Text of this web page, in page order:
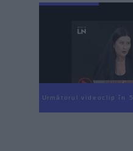
Următorul videoclip în 4